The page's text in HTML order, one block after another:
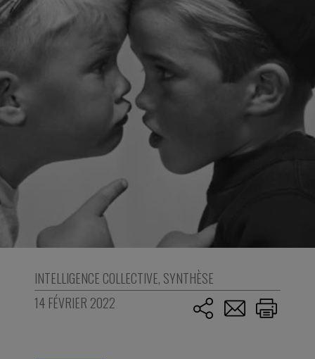
INTELLIGENCE COLLECTIVE, SYNTHÈSE
14 FÉVRIER 2022